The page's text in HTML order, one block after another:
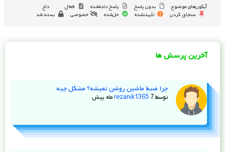
آیکون‌های موضوع:
بدون پاسخ پاسخ داده‌شده فعال
داغ
سنجاق کردن
تأییدنشده حل‌شده خصوصی بسته شد
آخرین پرسش ها
چرا ضبط ماشین روشن نمیشه؟ مشکل چیه
توسط rezanik1365 7 ماه پیش